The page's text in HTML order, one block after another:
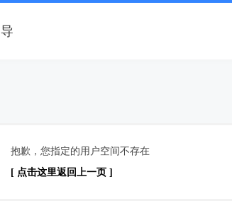
抱歉，您指定的用户空间不存在
[ 点击这里返回上一页 ]